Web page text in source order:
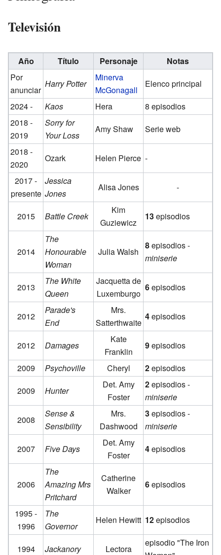
Televisión
Año Título Personaje
Notas
Por
anunciar
Harry Potter
Minerva
McGonagall
Elenco principal
2024 -
Kaos Hera
8 episodios
2018 -
2019
Sorry for
Your Loss
Amy Shaw
Serie web
2018 -
2020
Ozark Helen Pierce -
2017 -
presente
Jessica
Jones
Alisa Jones -
2015 Battle Creek
Kim
Guziewicz
13episodios
2014
The
Honourable
Woman
Julia Walsh
8episodios -
miniserie
2013
The White
Queen
Jacquetta de
Luxemburgo
6episodios
2012
Parade's
End
Mrs.
Satterthwaite
4episodios
2012 Damages
Kate
Franklin
9episodios
2009
Psychoville Cheryl 2episodios
2009
Hunter
Det. Amy
Foster
2episodios -
miniserie
2008
Sense &
Sensibility
Mrs.
Dashwood
3episodios -
miniserie
2007
Five Days
Det. Amy
Foster
4episodios
2006
The
Amazing Mrs
Pritchard
Catherine
Walker
6episodios
1995 -
1996
The
Governor
Helen Hewitt 12episodios
1994 Jackanory Lectora
episodio "The Iron